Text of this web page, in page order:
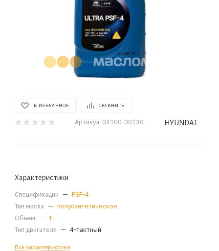
В ИЗБРАННОЕ СРАВНИТЬ
Артикул: 03100-00130 HYUNDAI
Характеристики
Спецификации — PSF-4
Тип масла — полусинтетическое
Объем — 1
Тип двигателя — 4-тактный
Все характеристики